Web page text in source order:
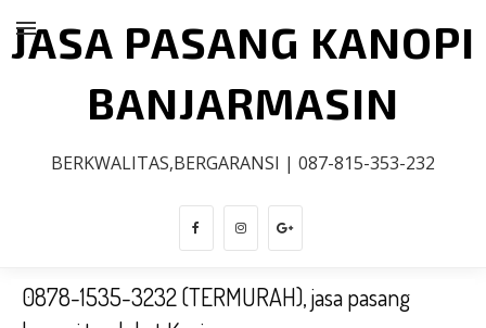
JASA PASANG KANOPI
BANJARMASIN
BERKWALITAS,BERGARANSI | 087-815-353-232
0878-1535-3232 (TERMURAH), jasa pasang